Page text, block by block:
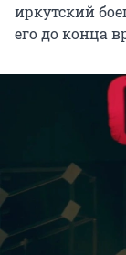
иркутский
его до конца